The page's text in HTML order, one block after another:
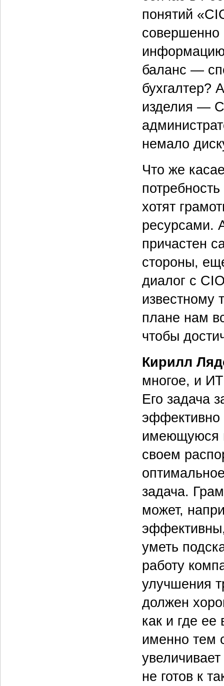
понятий
совершенно
информацию
баланс —
бухгалтер?
изделия —
немало
Что же
хотят
ресурсами.
причастен
стороны,
диалог с
известному
плане нам
чтобы
Кирилл
многое, и
Его задача
эффективно
имеющуюся
своем
задача.
может,
уметь
работу
улучшения
должен
как и где ее
именно тем
не готов к